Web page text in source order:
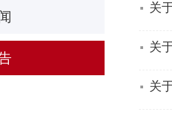
关
关
关